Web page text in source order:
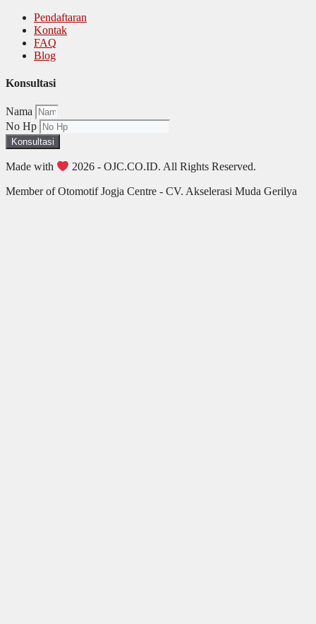
Pendaftaran
Kontak
FAQ
Blog
Konsultasi
Nama
No Hp
Konsultasi
Made with
2026 - OJC.CO.ID. All Rights Reserved.
Member of Otomotif Jogja Centre - CV. Akselerasi Muda Gerilya